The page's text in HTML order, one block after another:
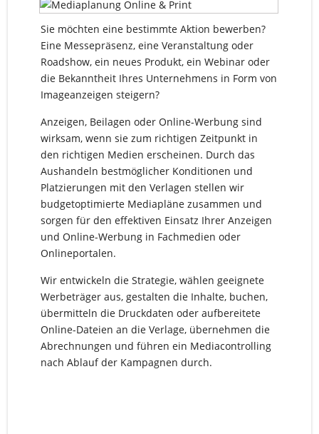
Sie möchten eine bestimmte Aktion bewerben?
Eine Messepräsenz, eine Veranstaltung oder
Roadshow, ein neues Produkt, ein Webinar oder
die Bekanntheit Ihres Unternehmens in Form von
Imageanzeigen steigern?
Anzeigen, Beilagen oder Online-Werbung sind
wirksam, wenn sie zum richtigen Zeitpunkt in
den richtigen Medien erscheinen. Durch das
Aushandeln bestmöglicher Konditionen und
Platzierungen mit den Verlagen stellen wir
budgetoptimierte Mediapläne zusammen und
sorgen für den effektiven Einsatz Ihrer Anzeigen
und Online-Werbung in Fachmedien oder
Onlineportalen.
Wir entwickeln die Strategie, wählen geeignete
Werbeträger aus, gestalten die Inhalte, buchen,
übermitteln die Druckdaten oder aufbereitete
Online-Dateien an die Verlage, übernehmen die
Abrechnungen und führen ein Mediacontrolling
nach Ablauf der Kampagnen durch.